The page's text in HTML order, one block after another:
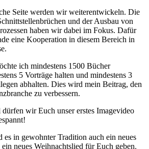
Seite werden wir weiterentwickeln. Die
und der Ausbau von
haben wir dabei im Fokus. Dafür
eine Kooperation in diesem Bereich in
ich mindestens 1500 Bücher
5 Vorträge halten und mindestens 3
abhalten. Dies wird mein Beitrag, den
zu verbessern.
dürfen wir Euch unser erstes Imagevideo
in gewohnter Tradition auch ein neues
neues Weihnachtslied für Euch geben.